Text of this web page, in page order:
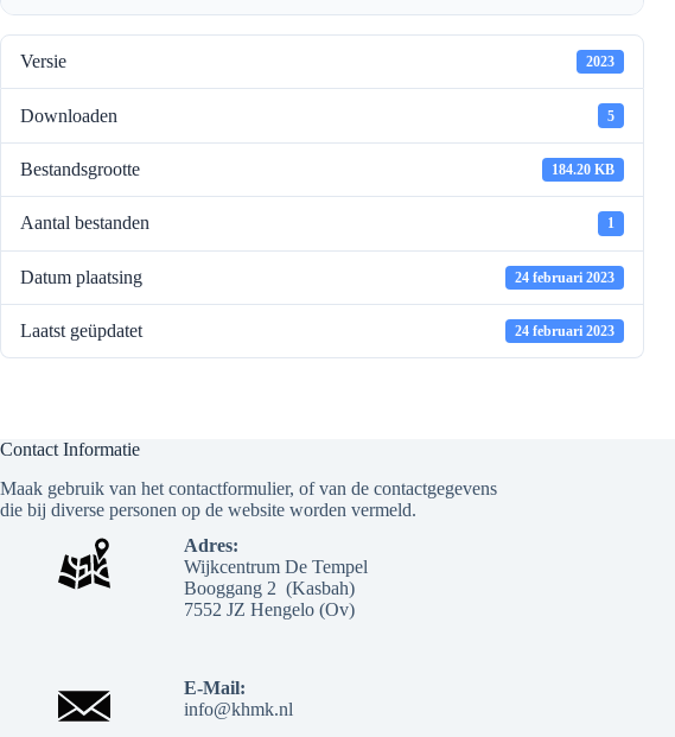
Versie 2023
Downloaden 5
Bestandsgrootte 184.20 KB
Aantal bestanden 1
Datum plaatsing 24 februari 2023
Laatst geüpdatet 24 februari 2023
Contact Informatie
Maak gebruik van het contactformulier, of van de contactgegevens
die bij diverse personen op de website worden vermeld.
Adres:
Wijkcentrum De Tempel
Booggang 2 (Kasbah)
7552 JZ Hengelo (Ov)
E-Mail:
info@khmk.nl